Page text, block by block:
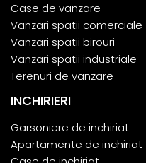
Case de vanzare
Vanzari spatii comerciale
Vanzari spatii birouri
Vanzari spatii industriale
Terenuri de vanzare
INCHIRIERI
Garsoniere de inchiriat
Apartamente de inchiriat